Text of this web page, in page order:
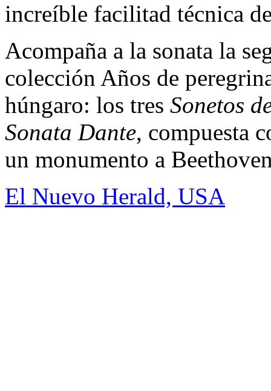
increíble facilitad técnica
Acompaña a la sonata la
colección Años de
húngaro: los tres Sonetos
Sonata Dante, compuesta
un monumento a
El Nuevo Herald, USA